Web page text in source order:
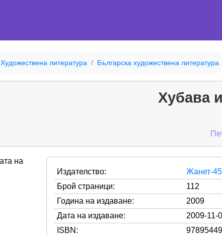
Художествена литература Българска художествена литература
Хубава
Издателство:
Жанет-45
Брой страници:
112
Година на издаване:
2009
Дата на издаване:
2009-11-
ISBN: